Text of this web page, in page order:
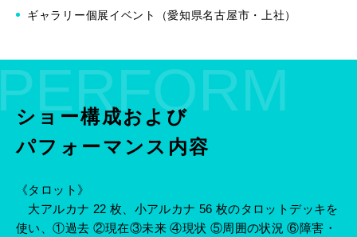
ギャラリー個展イベント（愛知県名古屋市・上社）
ショー構成および
パフォーマンス内容
《タロット》
大アルカナ 22 枚、小アルカナ 56 枚のタロットデッキを
使い、①過去 ②現在③未来 ④現状 ⑤周囲の状況 ⑥障害・